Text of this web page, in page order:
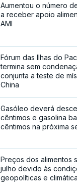
Aumentou o número
a receber apoio
AMI
Fórum das Ilhas do
termina sem
conjunta a teste de
China
Gasóleo deverá
cêntimos e gasolina
cêntimos na próxima
Preços dos alimentos
julho devido às
geopolíticas e